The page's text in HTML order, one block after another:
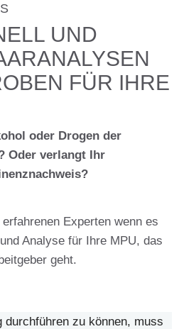
UND
FÜR IHRE
oder Drogen der
Oder verlangt Ihr
Experten wenn es
Analyse für Ihre MPU, das
geht.
durchführen zu können, muss